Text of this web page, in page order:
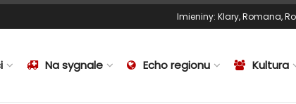
Imieniny: Klary,Romana,
Na sygnale Echo regionu Kultura